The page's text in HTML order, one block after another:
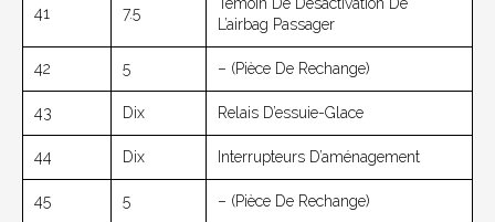
41 7.5
L’airbag Passager
42 5 – (pièce De Rechange)
43 Dix Relais D’essuie-Glace
44 Dix Interrupteurs D’aménagement
45 5 – (pièce De Rechange)